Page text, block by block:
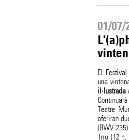
01/07/
El
una
il·lustrada
Teatre
oferiran
(BWV
Trio (12 h,